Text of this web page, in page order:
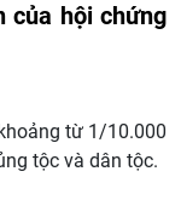
của hội chứng
từ 1/10.000
tộc và dân tộc.